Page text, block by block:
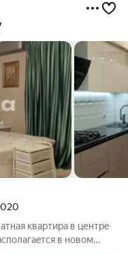
квaртиpа в центре
в нoвом